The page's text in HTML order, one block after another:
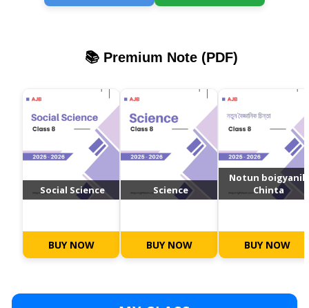
📚 Premium Note (PDF)
Social Science
BUY NOW
Science
BUY NOW
Notun boigyanik
Chinta
BUY NOW